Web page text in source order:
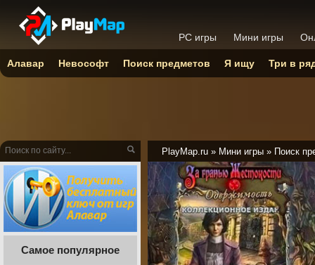
PlayMap.ru » Мини игры » Поиск
Самое популярное
PC игры Мини игры
Алавар Невософт Поиск предметов Я ищу Три в